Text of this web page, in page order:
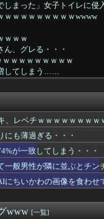
しまった」女子トイレに侵
ｗｗｗｗｗｗｗｗｗwwww
ｗｗｗ
ん、グレる・・・
ｗｗｗｗｗｗｗｗ
してしまう……
時の模範解答
を見つけて下山しろ」←こ
ってしまう…
・・・
ブチギレ
ブチギレ
まうｗｗｗｗｗｗ(※画像あ
して、おっぱいを仕上げる
を見せびらかすｗｗｗｗｗ
、レベチｗｗｗｗｗｗｗ
にも薄過ぎる・・・
が一致してしまう・・・
一般男性が隣に並ぶとチン
にちいかわの画像を食わ
www [一覧]